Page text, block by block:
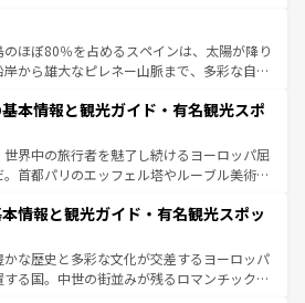
ナの美しい田園風景やアマルフィ海岸の絶
景観も見逃せない。観光の合間には、本場の
ど、絶品のイタリア料理を堪能することも
タリアで、忘れられない旅をしてみよう！
タリア情報は
のほぼ80％を占めるスペインは、太陽が降り
から雄大なピレネー山脈まで、多彩な自然
の国では、情熱的なフラメンコ、熱気あふ
て美味しいタパスが生活の一部となってい
リードの洗練された雰囲気や、バルセロナの
街角から、地方では古代ローマ遺跡や中世
よって風土や気候が異なるスペインはその個
を参照してほしい。
本情報と観光ガイド・有名観光スポ
世界中の旅行者を魅了し続けるヨーロッパ屈
首都パリのエッフェル塔やルーブル美術館
力が詰まっている。華麗な宮殿、歴史的な大
ビーチ、そして豊かな自然が、訪れる者を心
。また、フランスは美食の国としても知ら
料理はユネスコ無形文化遺産にも登録されて
情報と観光ガイド・有名観光スポッ
かな歴史と多彩な文化が交差するヨーロッパ
する国。中世の街並みが残るロマンチック街